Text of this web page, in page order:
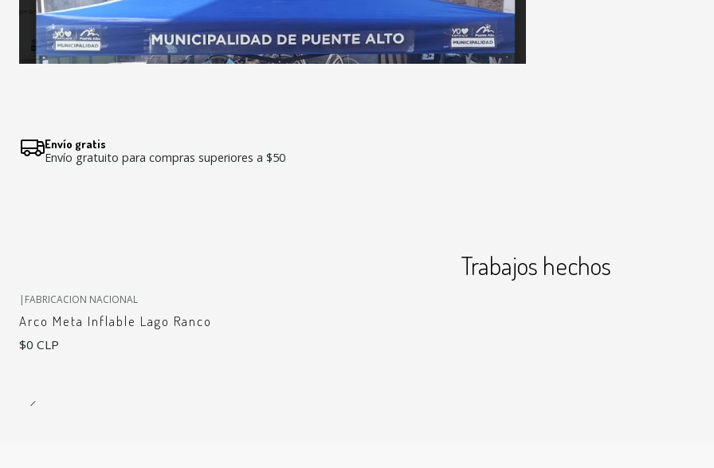
Envío gratis
Envío gratuito para compras superiores a $50
Trabajos hechos
| FABRICACION NACIONAL
Arco Meta Inflable Lago Ranco
$0 CLP